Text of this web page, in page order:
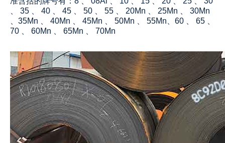
、 35 、 40 、 45 、 50 、 55 、 20Mn 、 25Mn 、 30Mn
、35Mn 、 40Mn 、 45Mn 、 50Mn 、 55Mn、60 、 65 、
70 、 60Mn 、 65Mn 、 70Mn